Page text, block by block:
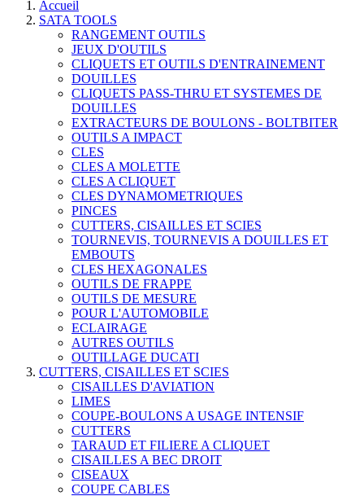
Accueil
SATA TOOLS
RANGEMENT OUTILS
JEUX D'OUTILS
CLIQUETS ET OUTILS D'ENTRAINEMENT
DOUILLES
CLIQUETS PASS-THRU ET SYSTEMES DE
DOUILLES
EXTRACTEURS DE BOULONS - BOLTBITER
OUTILS A IMPACT
CLES
CLES A MOLETTE
CLES A CLIQUET
CLES DYNAMOMETRIQUES
PINCES
CUTTERS, CISAILLES ET SCIES
TOURNEVIS, TOURNEVIS A DOUILLES ET
EMBOUTS
CLES HEXAGONALES
OUTILS DE FRAPPE
OUTILS DE MESURE
POUR L'AUTOMOBILE
ECLAIRAGE
AUTRES OUTILS
OUTILLAGE DUCATI
CUTTERS, CISAILLES ET SCIES
CISAILLES D'AVIATION
LIMES
COUPE-BOULONS A USAGE INTENSIF
CUTTERS
TARAUD ET FILIERE A CLIQUET
CISAILLES A BEC DROIT
CISEAUX
COUPE CABLES